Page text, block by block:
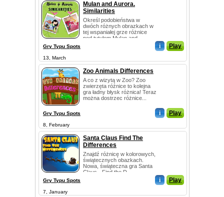
Mulan and Aurora.
Similarities
Określ podobieństwa w
dwóch różnych obrazkach w
tej wspaniałej grze różnice
pod tytułem Mulan and...
Gry Typu Spots i Play
13, March
Zoo Animals Differences
A co z wizytą w Zoo? Zoo
zwierzęta różnice to kolejna
gra ładny błysk różnica! Teraz
można dostrzec różnice...
Gry Typu Spots i Play
8, February
Santa Claus Find The
Differences
Znajdź różnicę w kolorowych,
świątecznych obazkach.
Nowa, świąteczna gra Santa
Claus - Find the D...
Gry Typu Spots i Play
7, January